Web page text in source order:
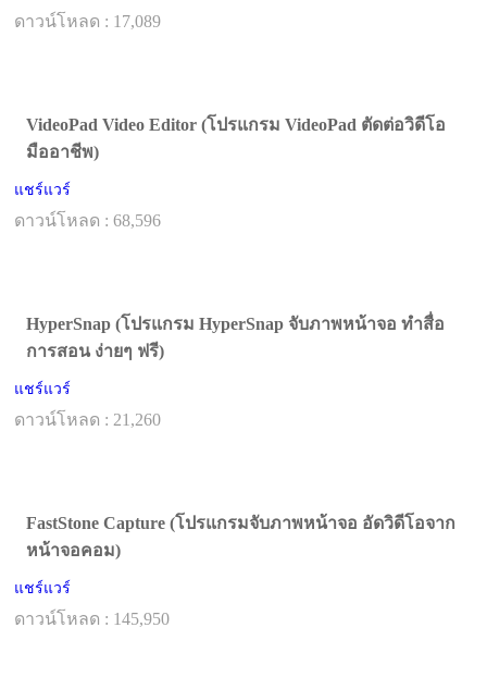
ดาวน์โหลด : 17,089
VideoPad Video Editor (โปรแกรม VideoPad ตัดต่อวิดีโอ
มืออาชีพ)
แชร์แวร์
ดาวน์โหลด : 68,596
HyperSnap (โปรแกรม HyperSnap จับภาพหน้าจอ ทำสื่อ
การสอน ง่ายๆ ฟรี)
แชร์แวร์
ดาวน์โหลด : 21,260
FastStone Capture (โปรแกรมจับภาพหน้าจอ อัดวิดีโอจาก
หน้าจอคอม)
แชร์แวร์
ดาวน์โหลด : 145,950